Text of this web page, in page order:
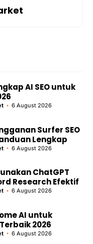
Surfer SEO
Lengkap
AI untuk
2026
6 August 2026
Konten SEO
Traffic Organik
6 August 2026
Tag Otomatis
6 August 2026
Pilar
AI untuk SEO